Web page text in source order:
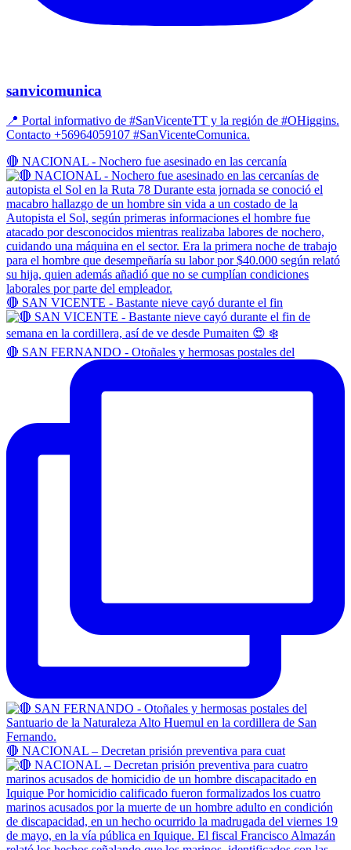
sanvicomunica
📍 Portal informativo de #SanVicenteTT y la región de #OHiggins.
Contacto +56964059107 #SanVicenteComunica.
🔴 NACIONAL - Nochero fue asesinado en las cercanía
🔴 SAN VICENTE - Bastante nieve cayó durante el fin
🔴 SAN FERNANDO - Otoñales y hermosas postales del
🔴 NACIONAL – Decretan prisión preventiva para cuat